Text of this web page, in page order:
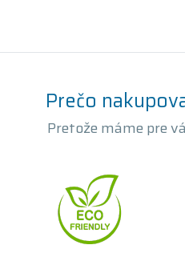
Prečo
Pretože máme pre